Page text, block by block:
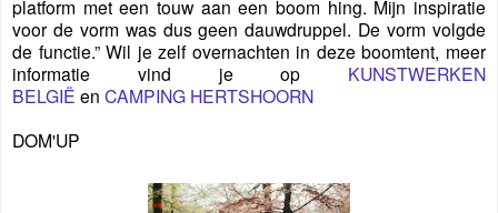
platform met een touw aan een boom hing. Mijn inspiratie
voor de vorm was dus geen dauwdruppel. De vorm volgde
de functie.” Wil je zelf overnachten in deze boomtent, meer
informatie vind je op KUNSTWERKEN
BELGIË en CAMPING HERTSHOORN
DOM'UP